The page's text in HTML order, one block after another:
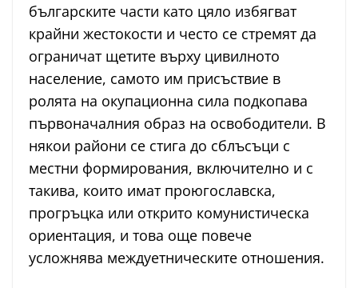
българските части като цяло избягват
крайни жестокости и често се стремят да
ограничат щетите върху цивилното
население, самото им присъствие в
ролята на окупационна сила подкопава
първоначалния образ на освободители. В
някои райони се стига до сблъсъци с
местни формирования, включително и с
такива, които имат проюгославска,
прогръцка или открито комунистическа
ориентация, и това още повече
усложнява междуетническите отношения.